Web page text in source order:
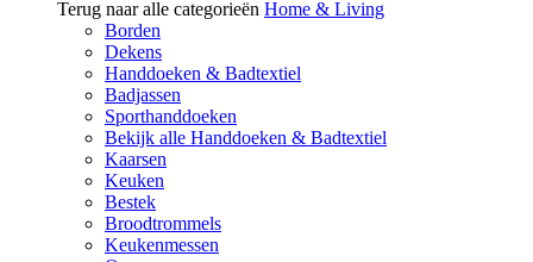
Terug naar alle categorieën Home & Living
Borden
Dekens
Handdoeken & Badtextiel
Badjassen
Sporthanddoeken
Bekijk alle Handdoeken & Badtextiel
Kaarsen
Keuken
Bestek
Broodtrommels
Keukenmessen